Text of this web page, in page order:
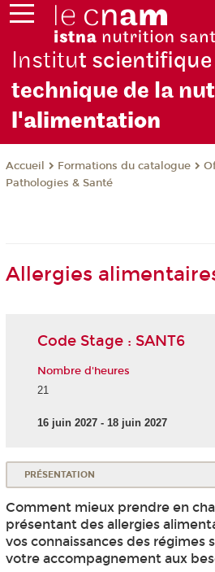
Institut scientifique
technique de la nu
l'alimentation
Accueil Formations du catalogue
Pathologies & Santé
Allergies
Code Stage : SANT6
Nombre d'heures
21
16 juin 2027 - 18 juin 2027
PRÉSENTATION
Comment mieux prendre en
présentant des allergies
vos connaissances des régimes
votre accompagnement aux